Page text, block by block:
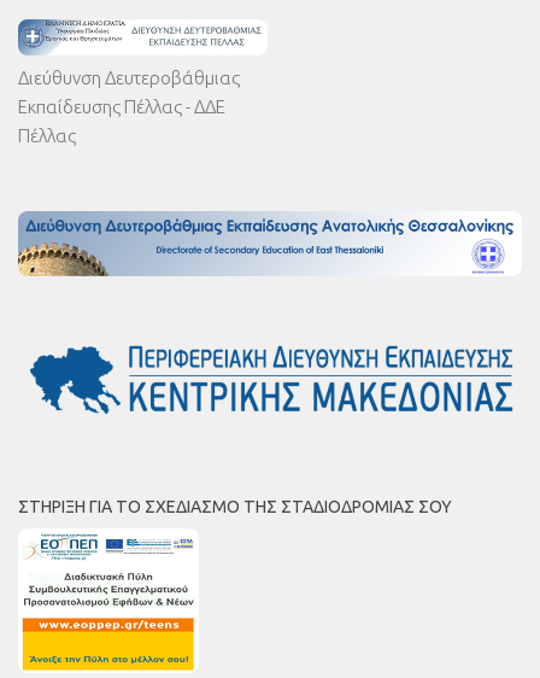
Διεύθυνση Δευτεροβάθμιας
Εκπαίδευσης Πέλλας - ΔΔΕ
Πέλλας
ΣΤΉΡΙΞΗ ΓΙΑ ΤΟ ΣΧΕΔΙΑΣΜΌ ΤΗΣ ΣΤΑΔΙΟΔΡΟΜΊΑΣ ΣΟΥ